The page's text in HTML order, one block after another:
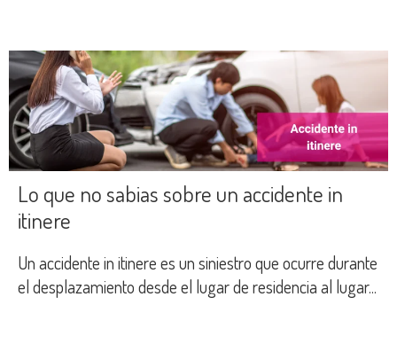
Lo que no sabias sobre un accidente in
itinere
Un accidente in itinere es un siniestro que ocurre durante
el desplazamiento desde el lugar de residencia al lugar...